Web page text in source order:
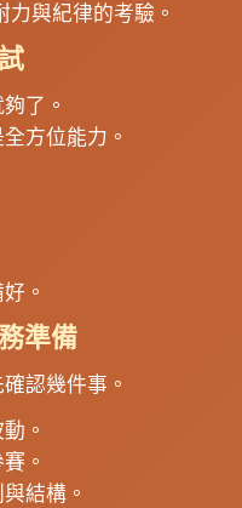
力與紀律的考驗。
了。
方位能力。
。
準備
認幾件事。
。
。
結構。